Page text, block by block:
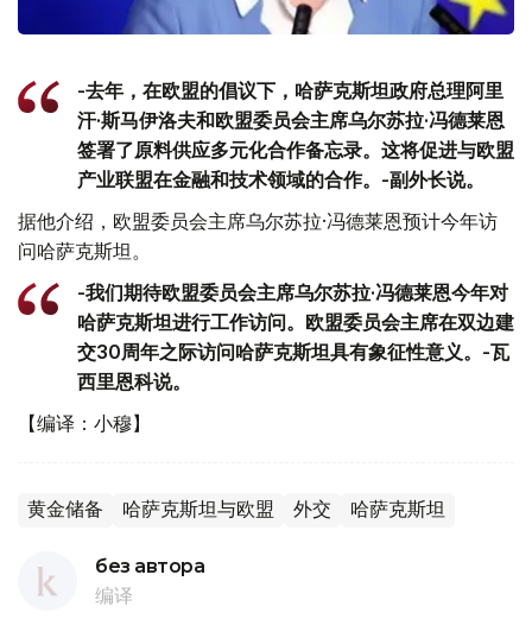
-去年，在欧盟的倡议下，哈萨克斯坦政府总理阿里
汗·斯马伊洛夫和欧盟委员会主席乌尔苏拉·冯德莱恩
签署了原料供应多元化合作备忘录。这将促进与欧盟
产业联盟在金融和技术领域的合作。-副外长说。
据他介绍，欧盟委员会主席乌尔苏拉·冯德莱恩预计今年访
问哈萨克斯坦。
-我们期待欧盟委员会主席乌尔苏拉·冯德莱恩今年对
哈萨克斯坦进行工作访问。欧盟委员会主席在双边建
交30周年之际访问哈萨克斯坦具有象征性意义。-瓦
西里恩科说。
【编译：小穆】
黄金储备 哈萨克斯坦与欧盟 外交 哈萨克斯坦
без автора
编译